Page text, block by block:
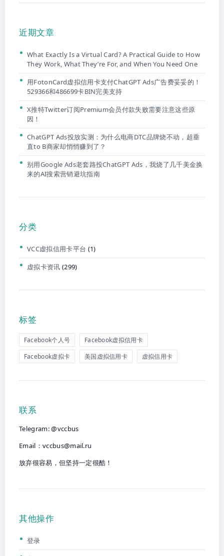
近期文章
What Exactly Is a Virtual Card? A Practical Guide to How
They Work, What They’re For, and When You Need One
用FotonCard虚拟信用卡支付ChatGPT Ads广告费妥妥的！
529366和486699卡BIN完美支持
X推特Twitter订阅Premium会员付款失败需要注意这些原
因！
ChatGPT Ads投放实测：为什么电商DTC品牌烧不动，超垂
直to B商家却悄悄赚到了？
别用Google Ads老套路投ChatGPT Ads，我烧了几千美金换
来的AI搜索营销避坑指南
分类
VCC虚拟信用卡平台 (1)
虚拟卡资讯 (299)
标签
Facebook个人号
Facebook虚拟信用卡
Facebook虚拟卡
美国虚拟信用卡 虚拟信用卡
联系
Telegram: @vccbus
Email： vccbus@mail.ru
放弃很容易，但坚持一定很酷！
其他操作
登录